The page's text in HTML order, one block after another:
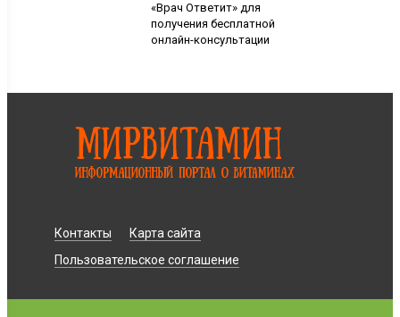
«Врач Ответит» для
получения бесплатной
онлайн-консультации
Контакты
Карта сайта
Пользовательское соглашение